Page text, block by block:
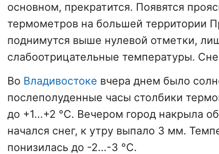
основном, прекратится. Появятся
термометров на большей территории
поднимутся выше нулевой отметки,
слабоотрицательные температуры.
Во Владивостоке вчера днем было
послеполуденные часы столбики
до +1...+2 °С. Вечером город накрыла
начался снег, к утру выпало 3 мм.
понизилась до -2...-3 °С.